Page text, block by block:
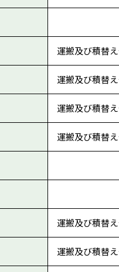
運搬及び積替
運搬及び積替
運搬及び積替
運搬及び積替
運搬及び積替
運搬及び積替